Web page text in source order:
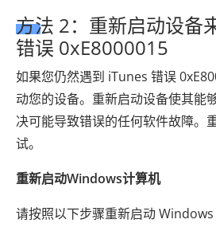
方法 2：重新启动设备
错误 0xE8000015
如果您仍然遇到 iTunes 错误
动您的设备。重新启动设备使其能
决可能导致错误的任何软件故障。
试。
重新启动Windows计算机
请按照以下步骤重新启动 Windows